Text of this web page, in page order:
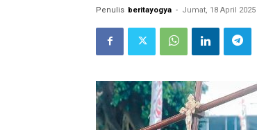
Penulis beritayogya - Jumat, 18 April 2025